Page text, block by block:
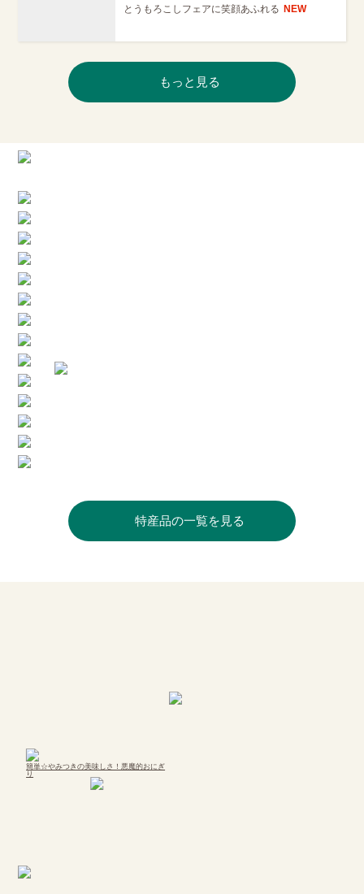
とうもろこしフェアに笑顔あふれる NEW
もっと見る
特産品の一覧を見る
簡単☆やみつきの美味しさ！悪魔的おにぎ
り